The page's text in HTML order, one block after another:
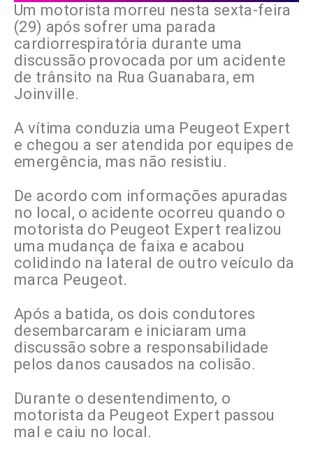
Um motorista morreu nesta sexta-feira
(29) após sofrer uma parada
cardiorrespiratória durante uma
discussão provocada por um acidente
de trânsito na Rua Guanabara, em
Joinville.
A vítima conduzia uma Peugeot Expert
e chegou a ser atendida por equipes de
emergência, mas não resistiu.
De acordo com informações apuradas
no local, o acidente ocorreu quando o
motorista do Peugeot Expert realizou
uma mudança de faixa e acabou
colidindo na lateral de outro veículo da
marca Peugeot.
Após a batida, os dois condutores
desembarcaram e iniciaram uma
discussão sobre a responsabilidade
pelos danos causados na colisão.
Durante o desentendimento, o
motorista da Peugeot Expert passou
mal e caiu no local.